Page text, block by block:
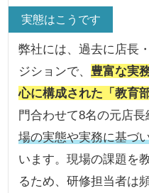
実態はこうです
弊社には、過去に店長
ジションで、 豊富な実
心に構成された「教育部
門合わせて8名の元店
場の実態や実務に基づ
います。現場の課題を
るため、研修担当者は